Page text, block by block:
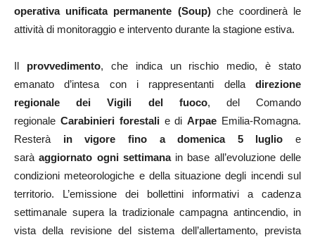
operativa unificata permanente (Soup)che coordinerà le
attività di monitoraggio e intervento durante la stagione estiva.
Il provvedimento, che indica un rischio medio, è stato
emanato d’intesa con i rappresentanti della direzione
regionale dei Vigili del fuoco, del Comando
regionale Carabinieri forestalie diArpae Emilia-Romagna.
Resterà in vigore fino a domenica 5 luglio e
saràaggiornato ogni settimanain base all’evoluzione delle
condizioni meteorologiche e della situazione degli incendi sul
territorio. L’emissione dei bollettini informativi a cadenza
settimanale supera la tradizionale campagna antincendio, in
vista della revisione del sistema dell’allertamento, prevista